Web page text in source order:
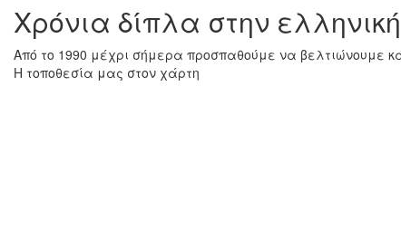
Χρόνια δίπλα στην
Από το 1990 μέχρι σήμερα προσπαθούμε να βελτιώνουμε
Η τοποθεσία μας στον χάρτη